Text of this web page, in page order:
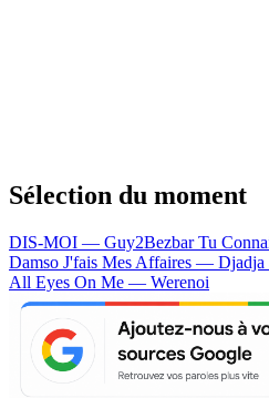
Sélection du moment
DIS-MOI — Guy2BezbarTu
Damso J'fais Mes Affaires —
All Eyes On Me — Werenoi